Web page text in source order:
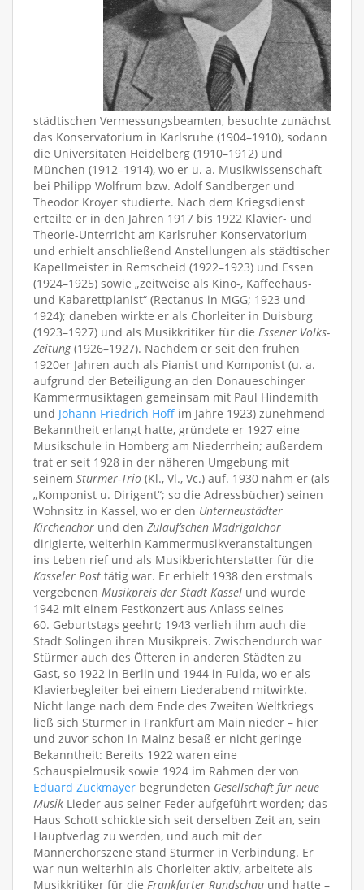
städtischen Vermessungsbeamten, besuchte zunächst
das Konservatorium in Karlsruhe (1904–1910), sodann
die Universitäten Heidelberg (1910–1912) und
München (1912–1914), wo er u. a. Musikwissenschaft
bei Philipp Wolfrum bzw. Adolf Sandberger und
Theodor Kroyer studierte. Nach dem Kriegsdienst
erteilte er in den Jahren 1917 bis 1922 Klavier- und
Theorie-Unterricht am Karlsruher Konservatorium
und erhielt anschließend Anstellungen als städtischer
Kapellmeister in Remscheid (1922–1923) und Essen
(1924–1925) sowie „zeitweise als Kino-, Kaffeehaus-
und Kabarettpianist“ (Rectanus in MGG; 1923 und
1924); daneben wirkte er als Chorleiter in Duisburg
(1923–1927) und als Musikkritiker für die Essener Volks-
Zeitung(1926–1927). Nachdem er seit den frühen
1920er Jahren auch als Pianist und Komponist (u. a.
aufgrund der Beteiligung an den Donaueschinger
Kammermusiktagen gemeinsam mit Paul Hindemith
und Johann Friedrich Hoff im Jahre 1923) zunehmend
Bekanntheit erlangt hatte, gründete er 1927 eine
Musikschule in Homberg am Niederrhein; außerdem
trat er seit 1928 in der näheren Umgebung mit
seinem Stürmer-Trio (Kl., Vl., Vc.) auf. 1930 nahm er (als
„Komponist u. Dirigent“; so die Adressbücher) seinen
Wohnsitz in Kassel, wo er den Unterneustädter
Kirchenchor und den Zulauf’schen Madrigalchor
dirigierte, weiterhin Kammermusikveranstaltungen
ins Leben rief und als Musikberichterstatter für die
Kasseler Post tätig war. Er erhielt 1938 den erstmals
vergebenen Musikpreis der Stadt Kassel und wurde
1942 mit einem Festkonzert aus Anlass seines
60. Geburtstags geehrt; 1943 verlieh ihm auch die
Stadt Solingen ihren Musikpreis. Zwischendurch war
Stürmer auch des Öfteren in anderen Städten zu
Gast, so 1922 in Berlin und 1944 in Fulda, wo er als
Klavierbegleiter bei einem Liederabend mitwirkte.
Nicht lange nach dem Ende des Zweiten Weltkriegs
ließ sich Stürmer in Frankfurt am Main nieder – hier
und zuvor schon in Mainz besaß er nicht geringe
Bekanntheit: Bereits 1922 waren eine
Schauspielmusik sowie 1924 im Rahmen der von
Eduard Zuckmayer begründeten Gesellschaft für neue
Musik Lieder aus seiner Feder aufgeführt worden; das
Haus Schott schickte sich seit derselben Zeit an, sein
Hauptverlag zu werden, und auch mit der
Männerchorszene stand Stürmer in Verbindung. Er
war nun weiterhin als Chorleiter aktiv, arbeitete als
Musikkritiker für die Frankfurter Rundschau und hatte –